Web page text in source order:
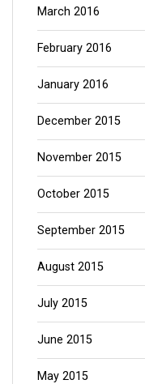
March 2016
February 2016
January 2016
December 2015
November 2015
October 2015
September 2015
August 2015
July 2015
June 2015
May 2015